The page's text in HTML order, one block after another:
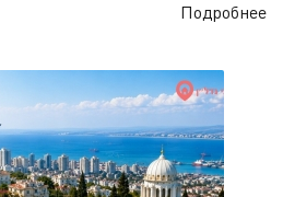
Подробнее